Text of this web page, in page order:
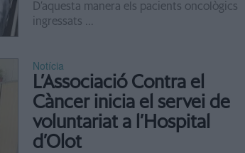
D’aquesta manera els pacients oncològics
ingressats ...
Notícia
L’Associació Contra el
Càncer inicia el servei de
voluntariat a l’Hospital
d’Olot